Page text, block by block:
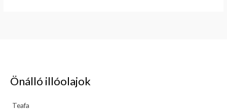
Önálló illóolajok
Teafa